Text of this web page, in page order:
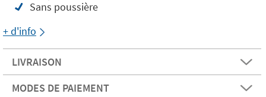
Sans poussière
+ d'info
LIVRAISON
MODES DE PAIEMENT